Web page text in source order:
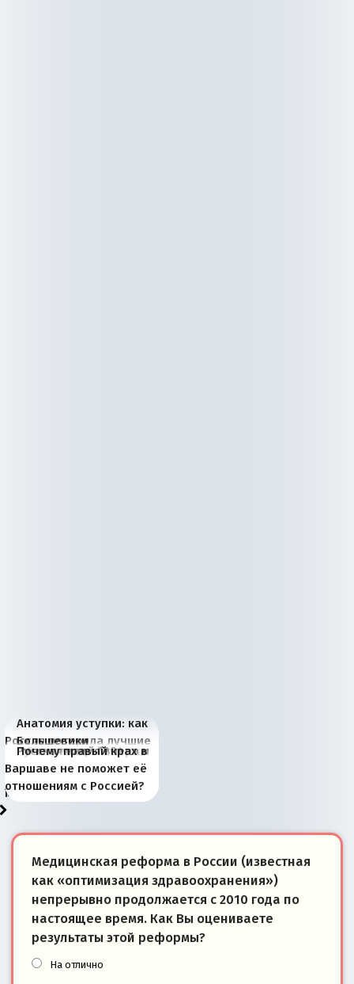
Анатомия уступки: как
Россия потеряла лучшие
рыбопромысловые
районы Баренцева
моря
Большевики
отличаются от «Яблока»
тем, что они -
победители
Киевская марионетка
Запада рассказала о
«переобувании» хозяев
В России назрели
перемены: 15 шагов к
суверенной экономике
Миграционный пожар
Европы
Россия начинает
сбрасывать балласт
Анкориджа
Россия зимой 1904
года: первые уступки во
внутренней политике
Русская нация вчера и
сегодня
Почему правый крах в
Варшаве не поможет её
отношениям с Россией?
Медицинская реформа в России (известная
как «оптимизация здравоохранения»)
непрерывно продолжается с 2010 года по
настоящее время. Как Вы оцениваете
результаты этой реформы?
На отлично